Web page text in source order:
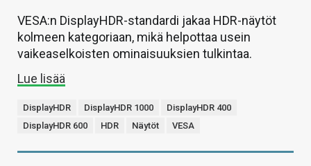
VESA:n DisplayHDR-standardi jakaa HDR-näytöt
kolmeen kategoriaan, mikä helpottaa usein
vaikeaselkoisten ominaisuuksien tulkintaa.
Lue lisää
DisplayHDR DisplayHDR 1000
DisplayHDR 400
DisplayHDR 600
HDR Näytöt VESA